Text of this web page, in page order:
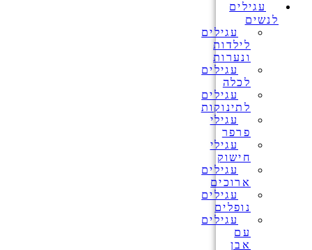
עגילים
לנשים
עגילים
לילדות
ונערות
עגילים
לכלה
עגילים
לתינוקות
עגילי
פרפר
עגילי
חישוק
עגילים
ארוכים
עגילים
נופלים
עגילים
עם
אבן